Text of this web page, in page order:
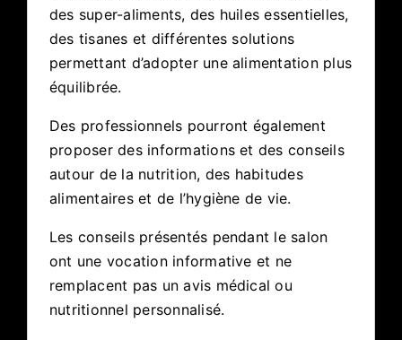
des super-aliments, des huiles essentielles,
des tisanes et différentes solutions
permettant d’adopter une alimentation plus
équilibrée.
Des professionnels pourront également
proposer des informations et des conseils
autour de la nutrition, des habitudes
alimentaires et de l’hygiène de vie.
Les conseils présentés pendant le salon
ont une vocation informative et ne
remplacent pas un avis médical ou
nutritionnel personnalisé.